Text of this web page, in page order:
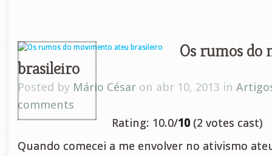
Os rumos do
brasileiro
Posted by Mário César on abr 10, 2013 in
comments
Rating: 10.0/10 (2 votes cast)
Quando comecei a me envolver no ativismo